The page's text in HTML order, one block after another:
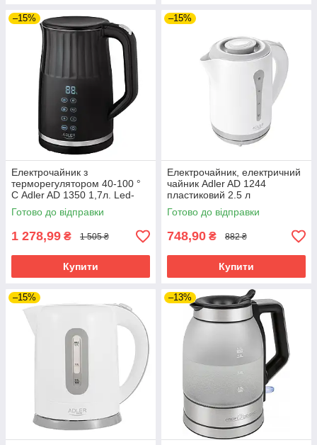
–15%
Електрочайник з
терморегулятором 40-100 °
С Adler AD 1350 1,7л. Led-
дисплей, Подвійний корпус,
Сенсорний
Готово до відправки
1 278,99 ₴ 1 505 ₴
Купити
–15%
Електрочайник, електричний
чайник Adler AD 1244
пластиковий 2.5 л
Готово до відправки
748,90 ₴ 882 ₴
Купити
–15% –13%